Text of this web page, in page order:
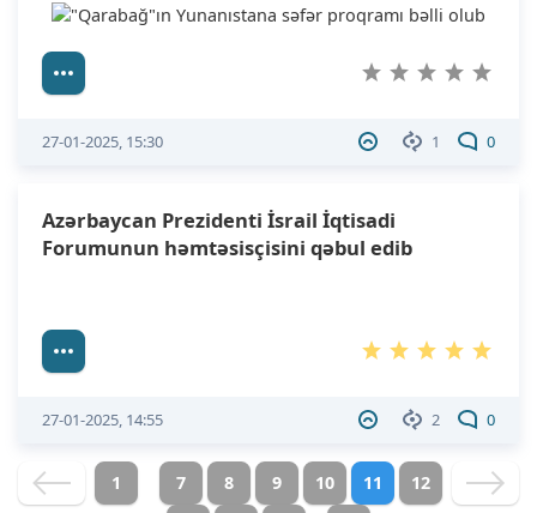
1 0
27-01-2025, 15:30
Azərbaycan Prezidenti İsrail İqtisadi
Forumunun həmtəsisçisini qəbul edib
2 0
27-01-2025, 14:55
1 7 8 9 10 11 12